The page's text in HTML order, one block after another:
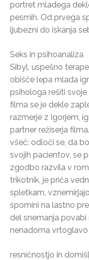
portret mladega
pesmih. Od prvega
ljubezni do iskanja
Seks in psihoanaliza
Sibyl, uspešno
obišče lepa mlada
psihologa rešiti
filma se je dekle
razmerje z Igorjem,
partner režiserja
všeč: odloči se, da
svojih pacientov, se
zgodbo razvila v
trikotnik, je priča
spletkam,
spomini na lastno
del snemanja povabi
nenadoma
resničnostjo in